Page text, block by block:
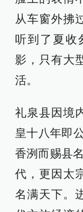
从车窗外拂
听到了夏收
影，只有大
活。
礼泉县因境
皇十八年即
香洌而赐县
代，更因太
名满天下。